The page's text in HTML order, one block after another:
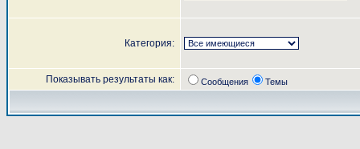
Категория:
Показывать результаты как: Сообщения Темы